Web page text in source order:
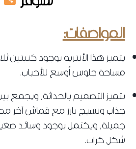
المواصفات:
يتميز هذا الأنتريه بوجود كنبتين
مساحة جلوس أوسع للأحباب.
يتميز التصميم بالحداثة، ويجمع
جذاب ونسيج بارز مع قماش آخر
جميلة، ويكتمل بوجود وسائد
شكل كرات.